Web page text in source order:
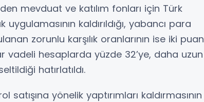
mevduat ve katılım fonları için Türk
kaldırıldığı, yabancı para
zorunlu karşılık oranlarının ise iki puan
vadeli hesaplarda yüzde 32’ye, daha uzun
hatırlatıldı.
satışına yönelik yaptırımları kaldırmasının